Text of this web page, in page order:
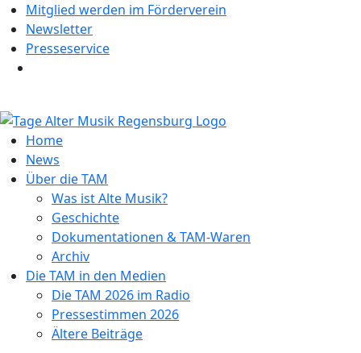
Mitglied werden im Förderverein
Newsletter
Presseservice
Home
News
Über die TAM
Was ist Alte Musik?
Geschichte
Dokumentationen & TAM-Waren
Archiv
Die TAM in den Medien
Die TAM 2026 im Radio
Pressestimmen 2026
Ältere Beiträge